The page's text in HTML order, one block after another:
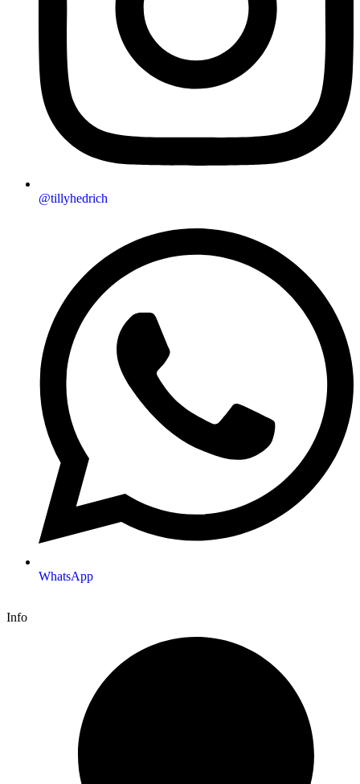
@tillyhedrich
WhatsApp
Info